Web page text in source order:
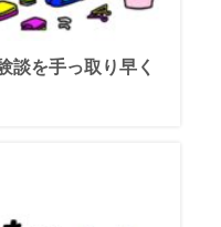
談を手っ取り早く